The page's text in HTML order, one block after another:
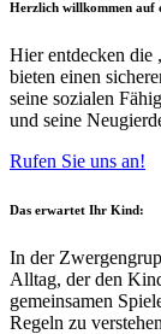
Herzlich willkommen auf
Hier entdecken die
bieten einen
seine sozialen
und seine
Rufen Sie uns an!
Das erwartet Ihr Kind:
In der
Alltag, der den
gemeinsamen
Regeln zu